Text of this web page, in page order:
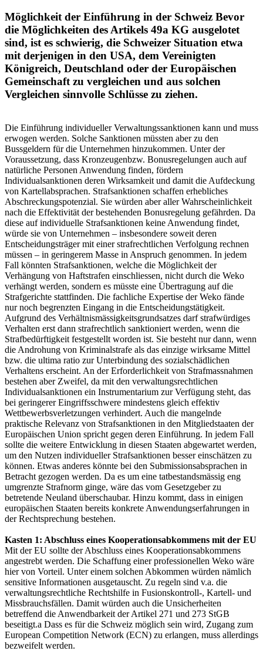
Möglichkeit der Einführung in der Schweiz Bevor
die Möglichkeiten des Artikels 49a KG ausgelotet
sind, ist es schwierig, die Schweizer Situation etwa
mit derjenigen in den USA, dem Vereinigten
Königreich, Deutschland oder der Europäischen
Gemeinschaft zu vergleichen und aus solchen
Vergleichen sinnvolle Schlüsse zu ziehen.
Die Einführung individueller Verwaltungssanktionen kann und muss
erwogen werden. Solche Sanktionen müssten aber zu den
Bussgeldern für die Unternehmen hinzukommen. Unter der
Voraussetzung, dass Kronzeugenbzw. Bonusregelungen auch auf
natürliche Personen Anwendung finden, fördern
Individualsanktionen deren Wirksamkeit und damit die Aufdeckung
von Kartellabsprachen. Strafsanktionen schaffen erhebliches
Abschreckungspotenzial. Sie würden aber aller Wahrscheinlichkeit
nach die Effektivität der bestehenden Bonusregelung gefährden. Da
diese auf individuelle Strafsanktionen keine Anwendung findet,
würde sie von Unternehmen – insbesondere soweit deren
Entscheidungsträger mit einer strafrechtlichen Verfolgung rechnen
müssen – in geringerem Masse in Anspruch genommen. In jedem
Fall könnten Strafsanktionen, welche die Möglichkeit der
Verhängung von Haftstrafen einschliessen, nicht durch die Weko
verhängt werden, sondern es müsste eine Übertragung auf die
Strafgerichte stattfinden. Die fachliche Expertise der Weko fände
nur noch begrenzten Eingang in die Entscheidungstätigkeit.
Aufgrund des Verhältnismässigkeitsgrundsatzes darf strafwürdiges
Verhalten erst dann strafrechtlich sanktioniert werden, wenn die
Strafbedürftigkeit festgestellt worden ist. Sie besteht nur dann, wenn
die Androhung von Kriminalstrafe als das einzige wirksame Mittel
bzw. die ultima ratio zur Unterbindung des sozialschädlichen
Verhaltens erscheint. An der Erforderlichkeit von Strafmassnahmen
bestehen aber Zweifel, da mit den verwaltungsrechtlichen
Individualsanktionen ein Instrumentarium zur Verfügung steht, das
bei geringerer Eingriffsschwere mindestens gleich effektiv
Wettbewerbsverletzungen verhindert. Auch die mangelnde
praktische Relevanz von Strafsanktionen in den Mitgliedstaaten der
Europäischen Union spricht gegen deren Einführung. In jedem Fall
sollte die weitere Entwicklung in diesen Staaten abgewartet werden,
um den Nutzen individueller Strafsanktionen besser einschätzen zu
können. Etwas anderes könnte bei den Submissionsabsprachen in
Betracht gezogen werden. Da es um eine tatbestandsmässig eng
umgrenzte Strafnorm ginge, wäre das vom Gesetzgeber zu
betretende Neuland überschaubar. Hinzu kommt, dass in einigen
europäischen Staaten bereits konkrete Anwendungserfahrungen in
der Rechtsprechung bestehen.
Kasten 1: Abschluss eines Kooperationsabkommens mit der EU
Mit der EU sollte der Abschluss eines Kooperationsabkommens
angestrebt werden. Die Schaffung einer professionellen Weko wäre
hier von Vorteil. Unter einem solchen Abkommen würden nämlich
sensitive Informationen ausgetauscht. Zu regeln sind v.a. die
verwaltungsrechtliche Rechtshilfe in Fusionskontroll-, Kartell- und
Missbrauchsfällen. Damit würden auch die Unsicherheiten
betreffend die Anwendbarkeit der Artikel 271 und 273 StGB
beseitigt.a Dass es für die Schweiz möglich sein wird, Zugang zum
European Competition Network (ECN) zu erlangen, muss allerdings
bezweifelt werden.